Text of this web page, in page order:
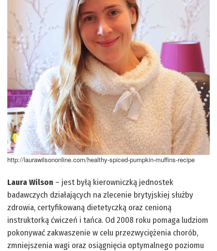
http://laurawilsononline.com/healthy-spiced-pumpkin-muffins-recipe
Laura Wilson – jest byłą kierowniczką jednostek
badawczych działających na zlecenie brytyjskiej służby
zdrowia, certyfikowaną dietetyczką oraz cenioną
instruktorką ćwiczeń i tańca. Od 2008 roku pomaga ludziom
pokonywać zakwaszenie w celu przezwyciężenia chorób,
zmniejszenia wagi oraz osiągnięcia optymalnego poziomu